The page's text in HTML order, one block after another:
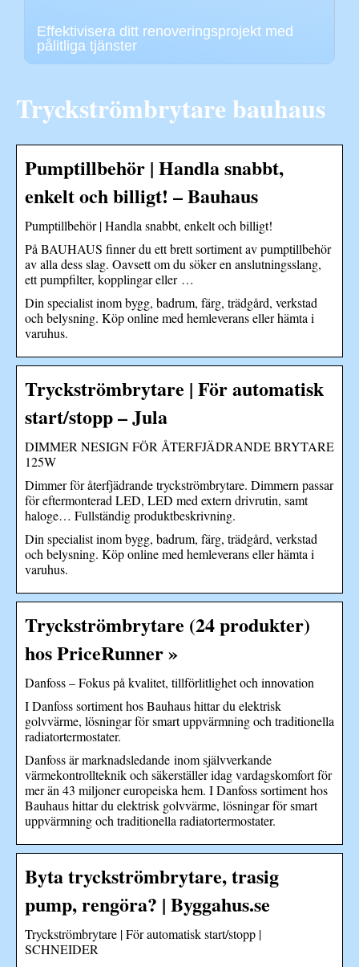
Effektivisera ditt renoveringsprojekt med
pålitliga tjänster
Tryckströmbrytare bauhaus
Pumptillbehör | Handla snabbt,
enkelt och billigt! – Bauhaus
Pumptillbehör | Handla snabbt, enkelt och billigt!
På BAUHAUS finner du ett brett sortiment av pumptillbehör
av alla dess slag. Oavsett om du söker en anslutningsslang,
ett pumpfilter, kopplingar eller …
Din specialist inom bygg, badrum, färg, trädgård, verkstad
och belysning. Köp online med hemleverans eller hämta i
varuhus.
Tryckströmbrytare | För automatisk
start/stopp – Jula
DIMMER NESIGN FÖR ÅTERFJÄDRANDE BRYTARE
125W
Dimmer för återfjädrande tryckströmbrytare. Dimmern passar
för eftermonterad LED, LED med extern drivrutin, samt
haloge… Fullständig produktbeskrivning.
Din specialist inom bygg, badrum, färg, trädgård, verkstad
och belysning. Köp online med hemleverans eller hämta i
varuhus.
Tryckströmbrytare (24 produkter)
hos PriceRunner »
Danfoss – Fokus på kvalitet, tillförlitlighet och innovation
I Danfoss sortiment hos Bauhaus hittar du elektrisk
golvvärme, lösningar för smart uppvärmning och traditionella
radiatortermostater.
Danfoss är marknadsledande inom självverkande
värmekontrollteknik och säkerställer idag vardagskomfort för
mer än 43 miljoner europeiska hem. I Danfoss sortiment hos
Bauhaus hittar du elektrisk golvvärme, lösningar för smart
uppvärmning och traditionella radiatortermostater.
Byta tryckströmbrytare, trasig
pump, rengöra? | Byggahus.se
Tryckströmbrytare | För automatisk start/stopp |
SCHNEIDER